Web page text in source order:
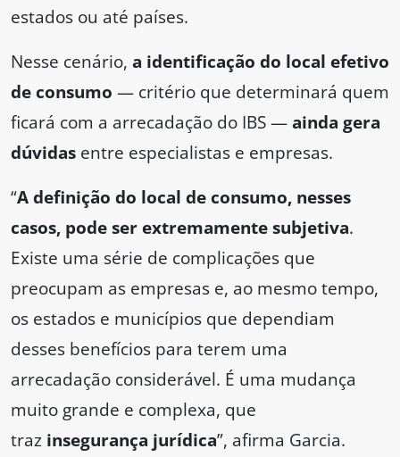
estados ou até países.
Nesse cenário, a identificação do local efetivo
de consumo — critério que determinará quem
ficará com a arrecadação do IBS —ainda gera
dúvidas entre especialistas e empresas.
“A definição do local de consumo, nesses
casos, pode ser extremamente subjetiva.
Existe uma série de complicações que
preocupam as empresas e, ao mesmo tempo,
os estados e municípios que dependiam
desses benefícios para terem uma
arrecadação considerável. É uma mudança
muito grande e complexa, que
traz insegurança jurídica”, afirma Garcia.